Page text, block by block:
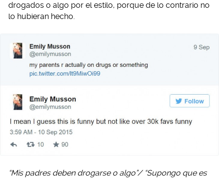
drogados o algo por el estilo, porque de lo contrario no
lo hubieran hecho.
“Mis padres deben drogarse o algo”/ “Supongo que es